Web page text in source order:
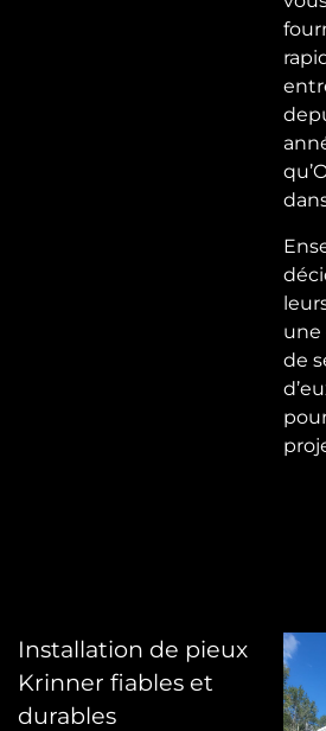
une
de
Installation de pieux
Krinner fiables et
durables